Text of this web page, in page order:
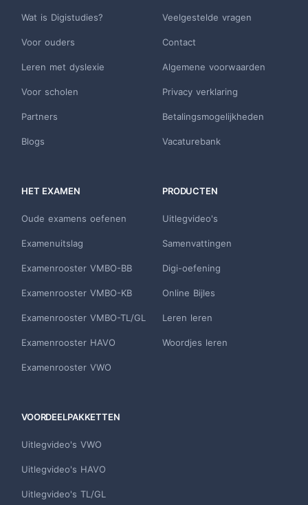
Wat is Digistudies?
Voor ouders
Leren met dyslexie
Voor scholen
Partners
Blogs
Veelgestelde vragen
Contact
Algemene voorwaarden
Privacy verklaring
Betalingsmogelijkheden
Vacaturebank
HET EXAMEN
Oude examens oefenen
Examenuitslag
Examenrooster VMBO-BB
Examenrooster VMBO-KB
Examenrooster VMBO-TL/GL
Examenrooster HAVO
Examenrooster VWO
PRODUCTEN
Uitlegvideo's
Samenvattingen
Digi-oefening
Online Bijles
Leren leren
Woordjes leren
VOORDEELPAKKETTEN
Uitlegvideo's VWO
Uitlegvideo's HAVO
Uitlegvideo's TL/GL